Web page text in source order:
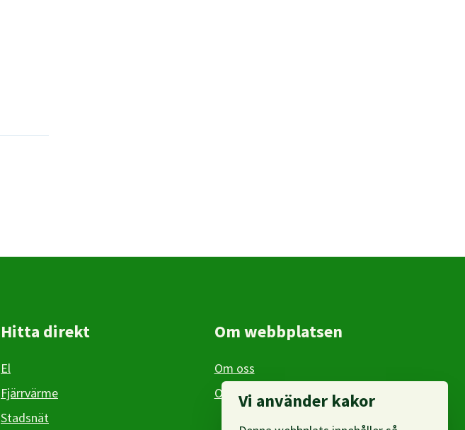
Hitta direkt
El
Fjärrvärme
Stadsnät
Om webbplatsen
Om oss
Om personuppgifter
Vi använder kakor